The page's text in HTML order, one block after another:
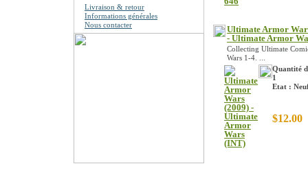
Livraison & retour
Informations générales
Nous contacter
Ultimate Armor
- Ultimate Armor
Collecting Ultimate
Wars 1-4. ...
Quantité
1
Etat :
$12.00